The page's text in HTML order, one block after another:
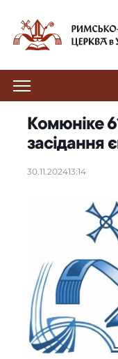
Комюніке
засідання
30.11.202413:14